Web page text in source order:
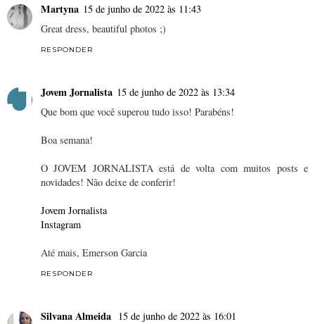
Martyna 15 de junho de 2022 às 11:43
Great dress, beautiful photos ;)
RESPONDER
Jovem Jornalista 15 de junho de 2022 às 13:34
Que bom que você superou tudo isso! Parabéns!
Boa semana!
O JOVEM JORNALISTA está de volta com muitos posts e
novidades! Não deixe de conferir!
Jovem Jornalista
Instagram
Até mais, Emerson Garcia
RESPONDER
Silvana Almeida
15 de junho de 2022 às 16:01